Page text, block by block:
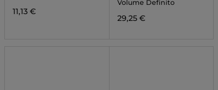
11,13 €
Volume Definito
29,25 €